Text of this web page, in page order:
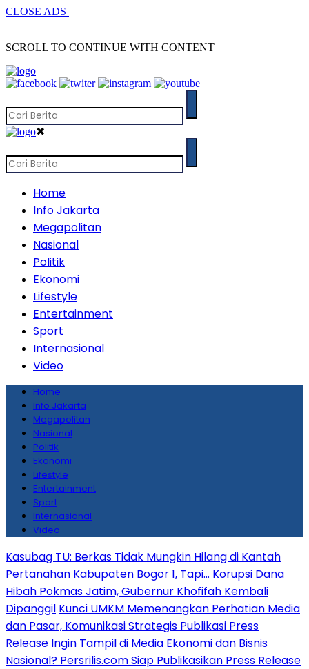
CLOSE ADS
SCROLL TO CONTINUE WITH CONTENT
✖
Home
Info Jakarta
Megapolitan
Nasional
Politik
Ekonomi
Lifestyle
Entertainment
Sport
Internasional
Video
Home
Info Jakarta
Megapolitan
Nasional
Politik
Ekonomi
Lifestyle
Entertainment
Sport
Internasional
Video
Kasubag TU: Berkas Tidak Mungkin Hilang di Kantah
Pertanahan Kabupaten Bogor 1, Tapi… Korupsi Dana
Hibah Pokmas Jatim, Gubernur Khofifah Kembali
Dipanggil Kunci UMKM Memenangkan Perhatian Media
dan Pasar, Komunikasi Strategis Publikasi Press
Release Ingin Tampil di Media Ekonomi dan Bisnis
Nasional? Persrilis.com Siap Publikasikan Press Release